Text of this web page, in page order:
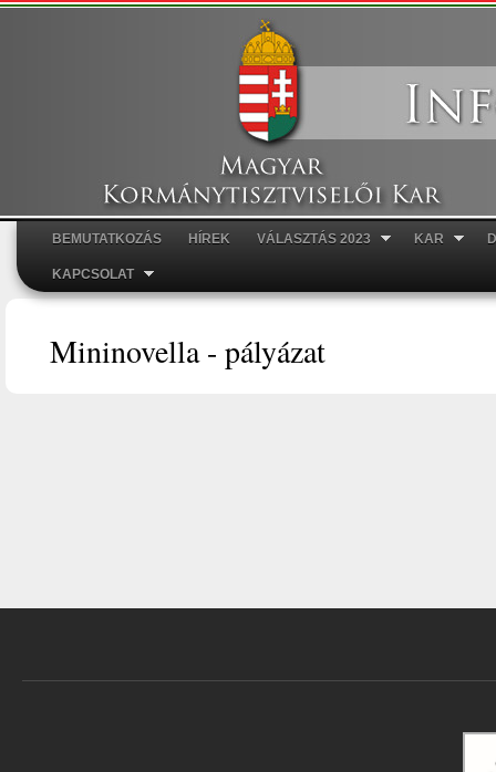
Főmenü
BEMUTATKOZÁS HÍREK VÁLASZTÁS 2023 KAR
KAPCSOLAT
Mininovella - pályázat